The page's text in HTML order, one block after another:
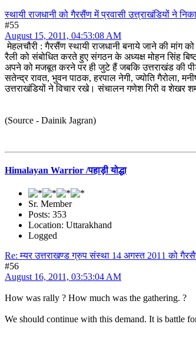
स्थायी राजधानी को गैरसैंण में प्रवासी उत्त्राखंडियों ने
#55
August 15, 2011, 04:53:08 AM
मेहलचौरी : गैरसैंण स्थायी राजधानी बनाये जाने की मांग
रैली को संबोधित करते हुए संगठन के अध्यक्ष मोहन सिंह
अपने को मजबूत करने पर ही जुटे हैं जबकि उत्तराखंड की
सतेन्द्र रावत, भुवन पाठक, हरपाल नेगी, ज्योति गैरोला,
उत्तराखंडियों ने विचार रखे। संचालन गणेश गिरी व शेखर
(Source - Dainik Jagran)
Himalayan Warrior /पहाड़ी योद्धा
Sr. Member
Posts: 353
Location: Uttarakhand
Logged
Re: म्यर उत्तराखण्ड ग्रुप संस्था 14 अगस्त 2011 को
#56
August 16, 2011, 03:53:04 AM
How was rally ? How much was the gathering. ?
We should continue with this demand. It is battle